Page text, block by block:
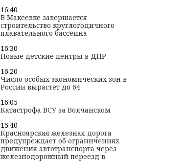
16:40
В Макеевке завершается
строительство круглогодичного
плавательного бассейна
16:30
Новые детские центры в ДНР
16:20
Число особых экономических зон в
России вырастет до 64
16:05
Катастрофа ВСУ за Волчанском
15:40
Красноярская железная дорога
предупреждает об ограничениях
движения автотранспорта через
железнодорожный переезд в